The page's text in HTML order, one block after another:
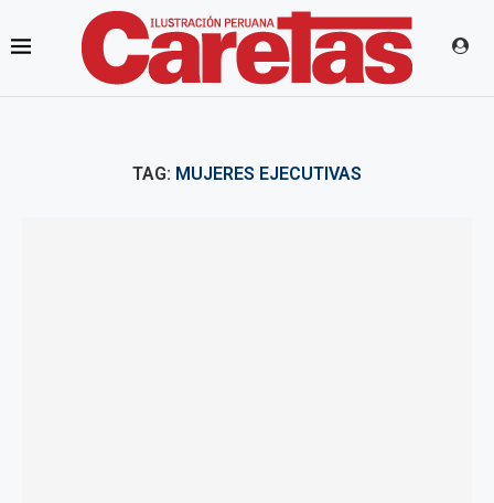
TAG: MUJERES EJECUTIVAS